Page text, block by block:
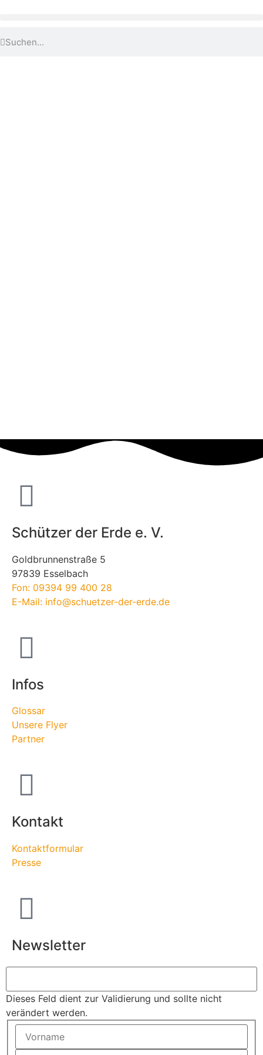
Schützer der Erde e. V.
Goldbrunnenstraße 5
97839 Esselbach
Fon: 09394 99 400 28
E-Mail: info@schuetzer-der-erde.de
Infos
Glossar
Unsere Flyer
Partner
Kontakt
Kontaktformular
Presse
Newsletter
Dieses Feld dient zur Validierung und sollte nicht
verändert werden.